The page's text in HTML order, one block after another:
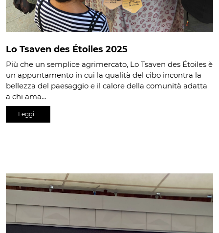
Lo Tsaven des Étoiles 2025
Più che un semplice agrimercato, Lo Tsaven des Étoiles è
un appuntamento in cui la qualità del cibo incontra la
bellezza del paesaggio e il calore della comunità adatta
a chi ama…
Leggi…